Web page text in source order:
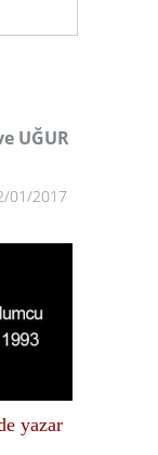
UĞUR
01/2017
yazar